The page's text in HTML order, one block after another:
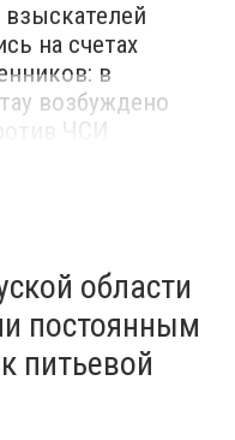
на счетах
в
возбуждено
ЧСИ
области
постоянным
питьевой